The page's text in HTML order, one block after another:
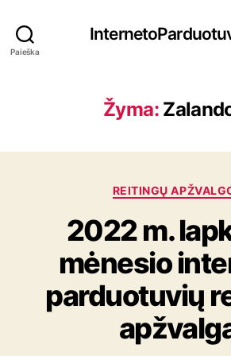
Paieška
Žyma:
K
t
e
g
o
r
i
j
REITINGŲ
2022 m.
mėnesio
parduotuvių